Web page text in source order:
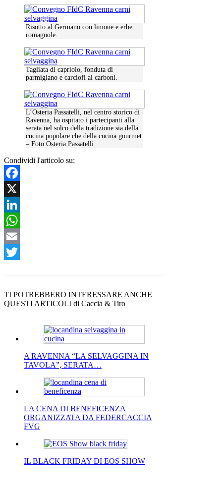
Risotto al Germano con limone e erbe
romagnole.
Tagliata di capriolo, fonduta di
parmigiano e carciofi ai carboni.
L’Osteria Passatelli, nel centro storico di
Ravenna, ha ospitato i partecipanti alla
serata nel solco della tradizione sia della
cucina popolare che della cucina gourmet
– Foto Osteria Passatelli
Condividi l'articolo su:
Facebook
X
LinkedIn
WhatsApp
Email
TI POTREBBERO INTERESSARE ANCHE
QUESTI ARTICOLI di Caccia & Tiro
A RAVENNA “LA SELVAGGINA IN
TAVOLA”, SERATA…
LA CENA DI BENEFICENZA
ORGANIZZATA DA FEDERCACCIA
FVG
IL BLACK FRIDAY DI EOS SHOW